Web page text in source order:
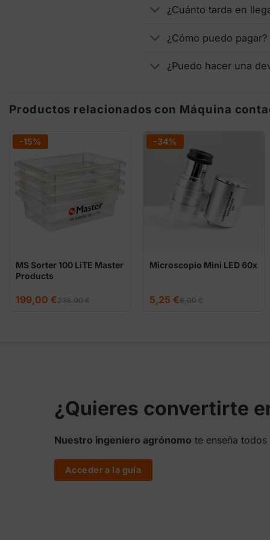
¿Cuánto tarda en
¿Cómo puedo pagar?
¿Puedo hacer una
Productos relacionados con Máquina
-15%
MS Sorter 100 LiTE Master
Products
235,00€
El
precio
199,00 €
El
precio
-34%
Microscopio Mini LED 60x
8,00€
El
precio
5,25€
El
precio
¿Quieres convertirte
Nuestro ingeniero agrónomo te enseña
Acceder a la guía